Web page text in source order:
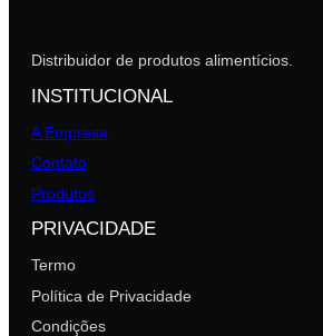
Distribuidor de produtos alimentícios.
INSTITUCIONAL
A Empresa
Contato
Produtos
PRIVACIDADE
Termo
Política de Privacidade
Condições